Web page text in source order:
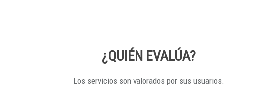
¿QUIÉN EVALÚA?
Los servicios son valorados por sus usuarios.